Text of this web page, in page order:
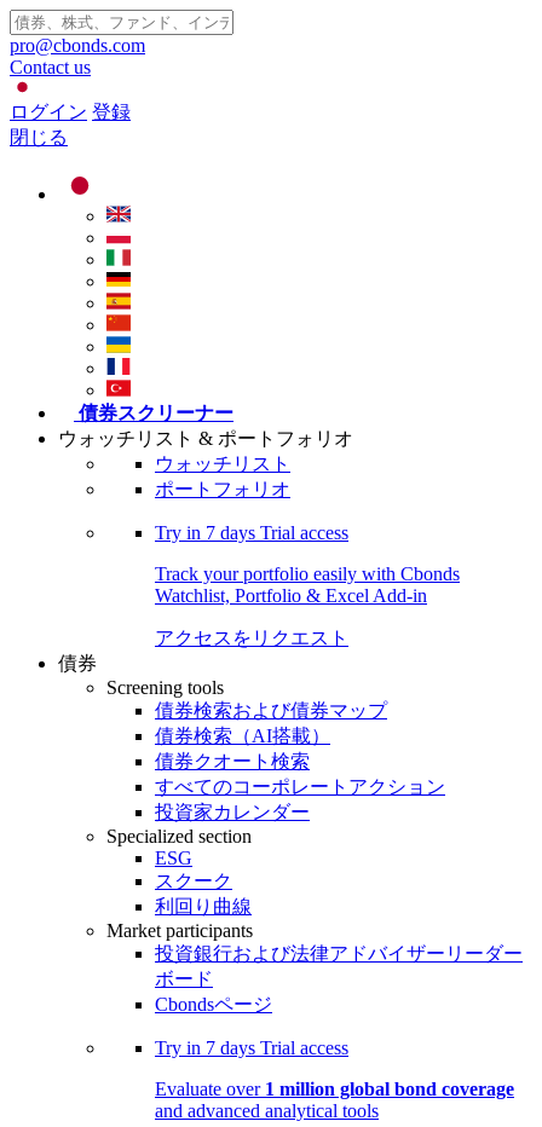
pro@cbonds.com
Contact us
ログイン 登録
閉じる
債券スクリーナー
ウォッチリスト & ポートフォリオ
ウォッチリスト
ポートフォリオ
Try in 7 days Trial access
Track your portfolio easily with Cbonds
Watchlist, Portfolio & Excel Add-in
アクセスをリクエスト
債券
Screening tools
債券検索および債券マップ
債券検索（AI搭載）
債券クオート検索
すべてのコーポレートアクション
投資家カレンダー
Specialized section
ESG
スクーク
利回り曲線
Market participants
投資銀行および法律アドバイザーリーダー
ボード
Cbondsページ
Try in 7 days Trial access
Evaluate over 1 million global bond coverage
and advanced analytical tools